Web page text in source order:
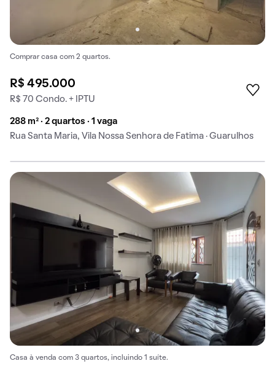
Comprar casa com 2 quartos.
R$ 495.000
R$ 70 Condo. + IPTU
288 m² · 2 quartos · 1 vaga
Rua Santa Maria, Vila Nossa Senhora de Fatima · Guarulhos
Casa à venda com 3 quartos, incluindo 1 suíte.